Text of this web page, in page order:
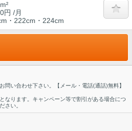
円 /月
・222cm・224cm
い合わせ下さい。【メール・電話(通話)無料】
なります。キャンペーン等で割引がある場合につ
さい。